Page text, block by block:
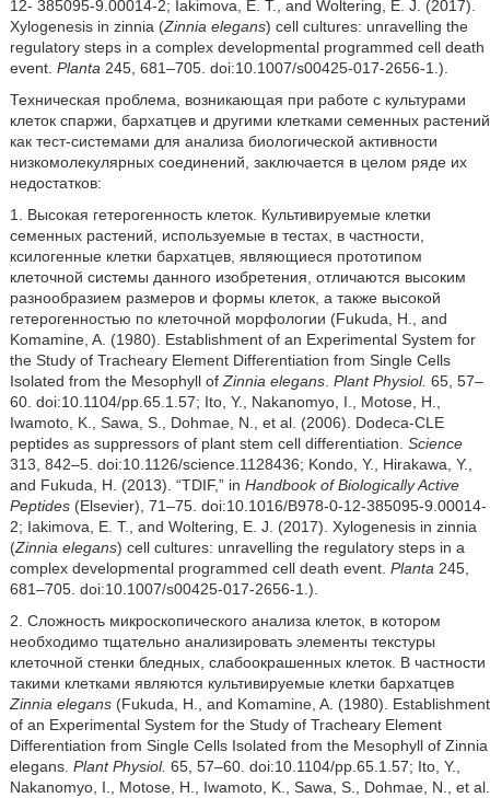
12- 385095-9.00014-2; Iakimova, E. T., and Woltering, E. J. (2017).
Xylogenesis in zinnia (Zinnia elegans) cell cultures: unravelling the
regulatory steps in a complex developmental programmed cell death
event. Planta 245, 681–705. doi:10.1007/s00425-017-2656-1.).
Техническая проблема, возникающая при работе с культурами
клеток спаржи, бархатцев и другими клетками семенных растений
как тест-системами для анализа биологической активности
низкомолекулярных соединений, заключается в целом ряде их
недостатков:
1. Высокая гетерогенность клеток. Культивируемые клетки
семенных растений, используемые в тестах, в частности,
ксилогенные клетки бархатцев, являющиеся прототипом
клеточной системы данного изобретения, отличаются высоким
разнообразием размеров и формы клеток, а также высокой
гетерогенностью по клеточной морфологии (Fukuda, H., and
Komamine, A. (1980). Establishment of an Experimental System for
the Study of Tracheary Element Differentiation from Single Cells
Isolated from the Mesophyll of Zinnia elegans. Plant Physiol. 65, 57–
60. doi:10.1104/pp.65.1.57; Ito, Y., Nakanomyo, I., Motose, H.,
Iwamoto, K., Sawa, S., Dohmae, N., et al. (2006). Dodeca-CLE
peptides as suppressors of plant stem cell differentiation. Science
313, 842–5. doi:10.1126/science.1128436; Kondo, Y., Hirakawa, Y.,
and Fukuda, H. (2013). “TDIF,” in Handbook of Biologically Active
Peptides (Elsevier), 71–75. doi:10.1016/B978-0-12-385095-9.00014-
2; Iakimova, E. T., and Woltering, E. J. (2017). Xylogenesis in zinnia
(Zinnia elegans) cell cultures: unravelling the regulatory steps in a
complex developmental programmed cell death event. Planta 245,
681–705. doi:10.1007/s00425-017-2656-1.).
2. Сложность микроскопического анализа клеток, в котором
необходимо тщательно анализировать элементы текстуры
клеточной стенки бледных, слабоокрашенных клеток. В частности
такими клетками являются культивируемые клетки бархатцев
Zinnia elegans (Fukuda, H., and Komamine, A. (1980). Establishment
of an Experimental System for the Study of Tracheary Element
Differentiation from Single Cells Isolated from the Mesophyll of Zinnia
elegans. Plant Physiol. 65, 57–60. doi:10.1104/pp.65.1.57; Ito, Y.,
Nakanomyo, I., Motose, H., Iwamoto, K., Sawa, S., Dohmae, N., et al.